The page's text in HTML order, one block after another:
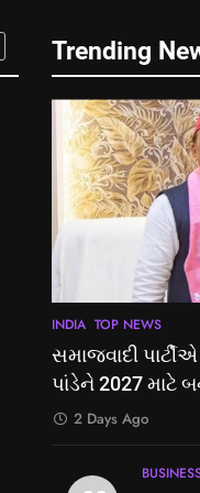
Trending
INDIA TOP NEWS
સમાજવાદી
પાંડેને 2027 માટે
2 Days Ago